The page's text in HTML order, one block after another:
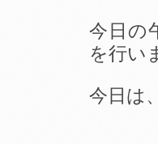
今日の
を行い
今日は